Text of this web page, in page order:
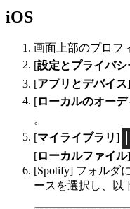
iOS
画面上部のプロフ
[設定とプライバシ
[アプリとデバイス
[ローカルのオー
。
[マイライブラリ]
[ローカルファイル
[Spotify] フォルダ
ースを選択し、以